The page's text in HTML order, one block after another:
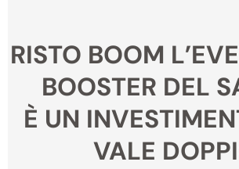
RISTO BOOM
BOOSTER DEL
È UN
VALE